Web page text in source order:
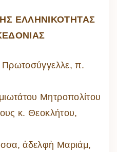
ΕΛΛΗΝΙΚΟΤΗΤΑΣ
Πρωτοσύγγελλε, π.
Μητροπολίτου
κ. Θεοκλήτου,
ἀδελφὴ Μαριάμ,